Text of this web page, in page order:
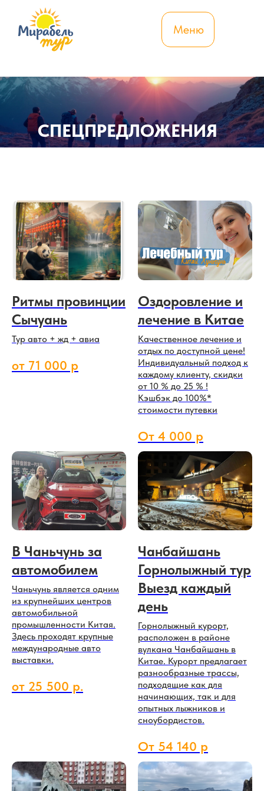
Меню
СПЕЦПРЕДЛОЖЕНИЯ
Ритмы провинции
Сычуань
Тур авто + жд + авиа
от 71 000 р
Оздоровление и
лечение в Китае
Качественное лечение и
отдых по доступной цене!
Индивидуальный подход к
каждому клиенту, скидки
от 10 % до 25 % !
Кэшбэк до 100%*
стоимости путевки
От 4 000 р
В Чаньчунь за
автомобилем
Чаньчунь является одним
из крупнейших центров
автомобильной
промышленности Китая.
Здесь проходят крупные
международные авто
выставки.
от 25 500 р.
Чанбайшань
Горнолыжный тур
Выезд каждый
день
Горнолыжный курорт,
расположен в районе
вулкана Чанбайшань в
Китае. Курорт предлагает
разнообразные трассы,
подходящие как для
начинающих, так и для
опытных лыжников и
сноубордистов.
От 54 140 р